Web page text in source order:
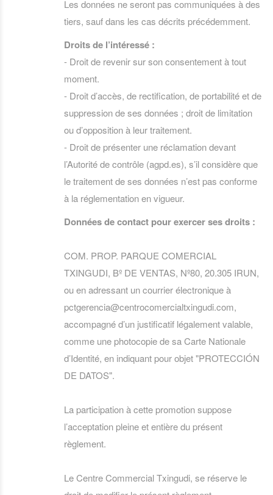
Les données ne seront pas communiquées à des
tiers, sauf dans les cas décrits précédemment.
Droits de l’intéressé :
- Droit de revenir sur son consentement à tout
moment.
- Droit d’accès, de rectification, de portabilité et de
suppression de ses données ; droit de limitation
ou d’opposition à leur traitement.
- Droit de présenter une réclamation devant
l’Autorité de contrôle (agpd.es), s’il considère que
le traitement de ses données n’est pas conforme
à la réglementation en vigueur.
Données de contact pour exercer ses droits :
COM. PROP. PARQUE COMERCIAL
TXINGUDI, Bº DE VENTAS, Nº80, 20.305 IRUN,
ou en adressant un courrier électronique à
pctgerencia@centrocomercialtxingudi.com,
accompagné d’un justificatif légalement valable,
comme une photocopie de sa Carte Nationale
d’Identité, en indiquant pour objet "PROTECCIÓN
DE DATOS".
La participation à cette promotion suppose
l’acceptation pleine et entière du présent
règlement.
Le Centre Commercial Txingudi, se réserve le